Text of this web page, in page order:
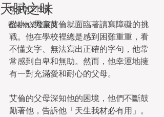
海外物業投資
香港物業發展商
天賦之味
從小，男童艾倫就面臨著讀寫障礙的挑
戰。他在學校裡總是感到困難重重，看
不懂文字、無法寫出正確的字句，他常
常感到自卑和無助。然而，他幸運地擁
有一對充滿愛和耐心的父母。
艾倫的父母深知他的困境，他們不斷鼓
勵著他，告訴他「天生我材必有用」。